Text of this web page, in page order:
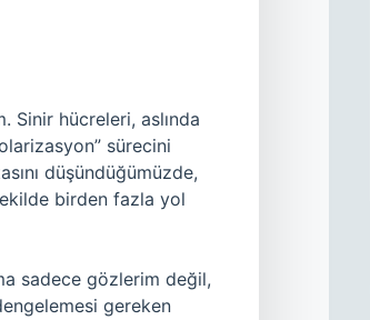
Sinir hücreleri, aslında
sürecini
düşündüğümüzde,
birden fazla yol
sadece gözlerim değil,
gereken